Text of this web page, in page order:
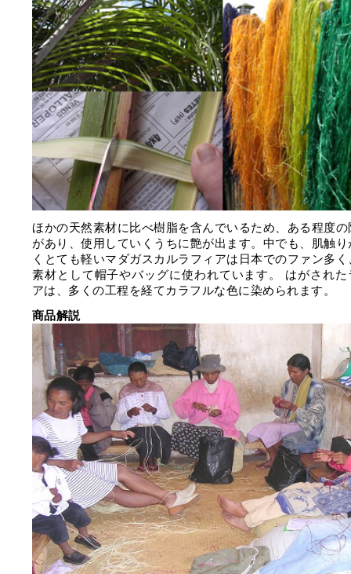
ほかの天然素材に比べ樹脂を含んでいるため、ある程度
があり、使用していくうちに艶が出ます。中でも、肌触
くとても軽いマダガスカルラフィアは日本でのファン多
素材として帽子やバッグに使われています。 はがされた
アは、多くの工程を経てカラフルな色に染められます。
商品解説